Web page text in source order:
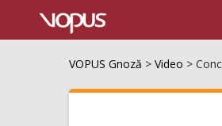
VOPUS Gnoză > Video >